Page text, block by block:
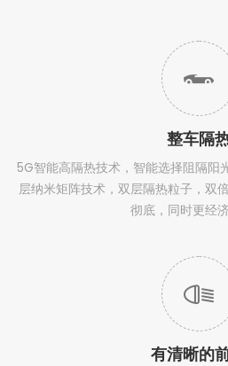
整车隔
5G智能高隔热技术，智能选择阻隔阳
层纳米矩阵技术，双层隔热粒子，双
彻底，同时更经济
有清晰的